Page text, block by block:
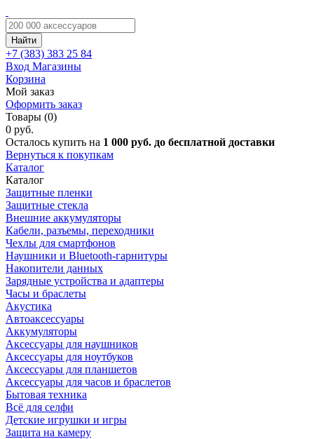
Найти
+7 (383) 383 25 84
Вход Магазины
Корзина
Мой заказ
Оформить заказ
Товары (0)
0 руб.
Осталось купить на 1 000 руб. до бесплатной доставки
Вернуться к покупкам
Каталог
Каталог
Защитные пленки
Защитные стекла
Внешние аккумуляторы
Кабели, разъемы, переходники
Чехлы для смартфонов
Наушники и Bluetooth-гарнитуры
Накопители данных
Зарядные устройства и адаптеры
Часы и браслеты
Акустика
Автоаксессуары
Аккумуляторы
Аксессуары для наушников
Аксессуары для ноутбуков
Аксессуары для планшетов
Аксессуары для часов и браслетов
Бытовая техника
Всё для селфи
Детские игрушки и игры
Защита на камеру